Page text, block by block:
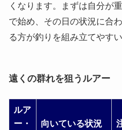
くなります。まずは自分が
で始め、その日の状況に合
る方が釣りを組み立てやすい
遠くの群れを狙うルアー
ルア
ー・
向いている状況